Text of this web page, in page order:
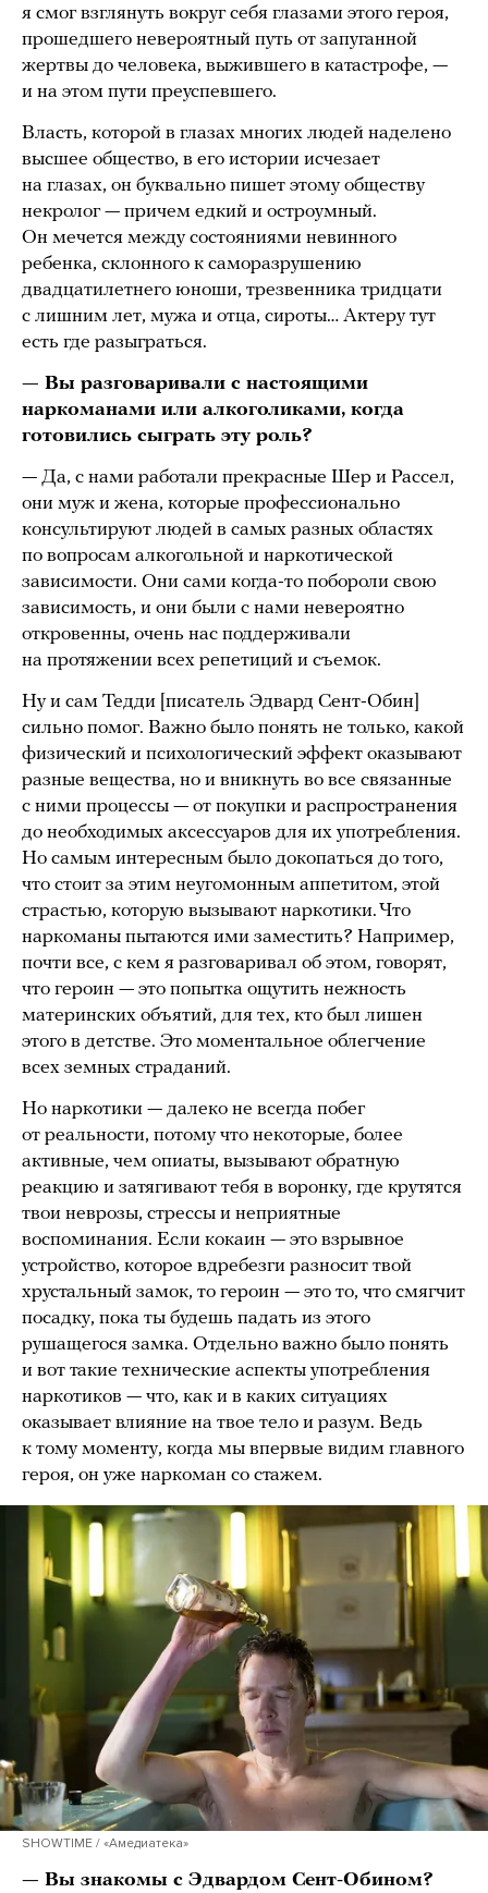
я смог взглянуть вокруг себя глазами этого героя,
прошедшего невероятный путь от запуганной
жертвы до человека, выжившего в катастрофе, —
и на этом пути преуспевшего.
Власть, которой в глазах многих людей наделено
высшее общество, в его истории исчезает
на глазах, он буквально пишет этому обществу
некролог — причем едкий и остроумный.
Он мечется между состояниями невинного
ребенка, склонного к саморазрушению
двадцатилетнего юноши, трезвенника тридцати
с лишним лет, мужа и отца, сироты… Актеру тут
есть где разыграться.
— Вы разговаривали с настоящими
наркоманами или алкоголиками, когда
готовились сыграть эту роль?
— Да, с нами работали прекрасные Шер и Рассел,
они муж и жена, которые профессионально
консультируют людей в самых разных областях
по вопросам алкогольной и наркотической
зависимости. Они сами когда-то побороли свою
зависимость, и они были с нами невероятно
откровенны, очень нас поддерживали
на протяжении всех репетиций и съемок.
Ну и сам Тедди [писатель Эдвард Сент-Обин]
сильно помог. Важно было понять не только, какой
физический и психологический эффект оказывают
разные вещества, но и вникнуть во все связанные
с ними процессы — от покупки и распространения
до необходимых аксессуаров для их употребления.
Но самым интересным было докопаться до того,
что стоит за этим неугомонным аппетитом, этой
страстью, которую вызывают наркотики. Что
наркоманы пытаются ими заместить? Например,
почти все, с кем я разговаривал об этом, говорят,
что героин — это попытка ощутить нежность
материнских объятий, для тех, кто был лишен
этого в детстве. Это моментальное облегчение
всех земных страданий.
Но наркотики — далеко не всегда побег
от реальности, потому что некоторые, более
активные, чем опиаты, вызывают обратную
реакцию и затягивают тебя в воронку, где крутятся
твои неврозы, стрессы и неприятные
воспоминания. Если кокаин — это взрывное
устройство, которое вдребезги разносит твой
хрустальный замок, то героин — это то, что смягчит
посадку, пока ты будешь падать из этого
рушащегося замка. Отдельно важно было понять
и вот такие технические аспекты употребления
наркотиков — что, как и в каких ситуациях
оказывает влияние на твое тело и разум. Ведь
к тому моменту, когда мы впервые видим главного
героя, он уже наркоман со стажем.
SHOWTIME / «Амедиатека»
— Вы знакомы с Эдвардом Сент-Обином?